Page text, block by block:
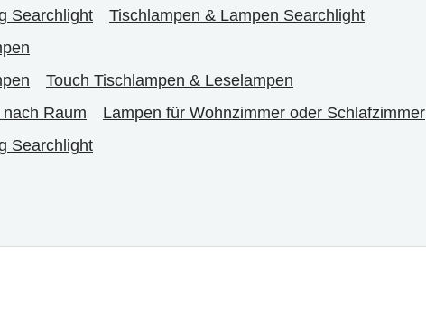
Searchlight
Tischlampen & Lampen Searchlight
Touch Tischlampen & Leselampen
Raum
Lampen für Wohnzimmer oder Schlafzimmer
Searchlight